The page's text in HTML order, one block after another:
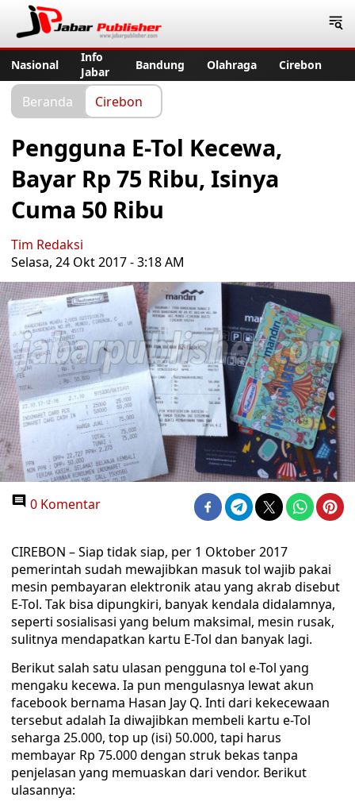
Nasional
Info
Jabar
Bandung Olahraga Cirebon
Beranda Cirebon
Pengguna E-Tol Kecewa,
Bayar Rp 75 Ribu, Isinya
Cuma 50 Ribu
Tim Redaksi
Selasa, 24 Okt 2017 - 3:18 AM
0 Komentar
CIREBON – Siap tidak siap, per 1 Oktober 2017
pemerintah sudah mewajibkan masuk tol wajib pakai
mesin pembayaran elektronik atau yang akrab disebut
E-Tol. Tak bisa dipungkiri, banyak kendala didalamnya,
seperti sosialisasi yang belum maksimal, mesin rusak,
sulitnya mendapatkan kartu E-Tol dan banyak lagi.
Berikut salah satu ulasan pengguna tol e-Tol yang
mengaku kecewa. Ia pun mengulasnya lewat akun
facebook bernama Hasan Jay Q. Inti dari kekecewaan
tersebut adalah Ia diwajibkan membeli kartu e-Tol
seharga 25.000, top up (isi) 50.000, tapi harus
membayar Rp 75.000 dengan struk bekas tanpa
penjelasan yang memuaskan dari vendor. Berikut
ulasannya: